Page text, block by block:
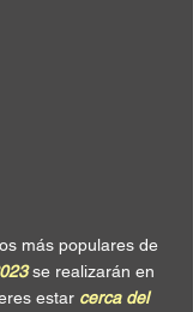
más populares de
se realizarán en
estar cerca del